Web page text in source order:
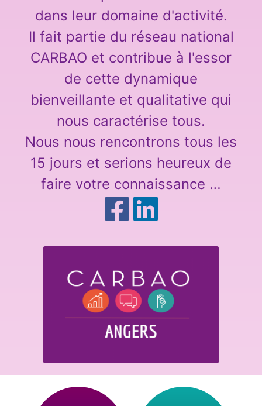
dans leur domaine d'activité.
Il fait partie du réseau national
CARBAO et contribue à l'essor
de cette dynamique
bienveillante et qualitative qui
nous caractérise tous.
Nous nous rencontrons tous les
15 jours et serions heureux de
faire votre connaissance …